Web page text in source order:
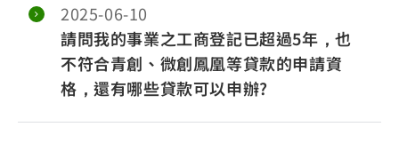
2025-06-10
請問我的事業之工商登記已超過5年，也
不符合青創、微創鳳凰等貸款的申請資
格，還有哪些貸款可以申辦?